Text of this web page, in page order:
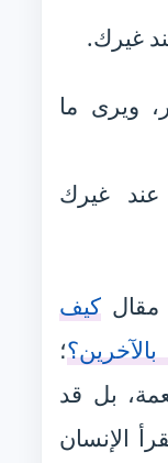
غيرك.
ويرى ما
غيرك
كيف
؛
بل قد
الإنسان